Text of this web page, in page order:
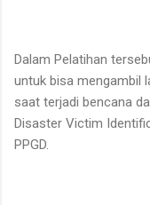
Dalam Pelatihan
untuk bisa mengambil
saat terjadi bencana
Disaster Victim
PPGD.